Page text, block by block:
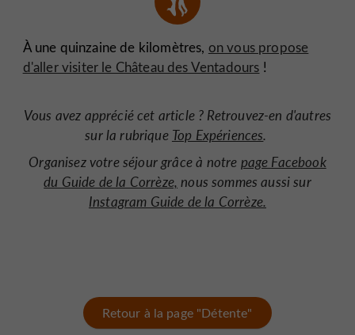
À une quinzaine de kilomètres, on vous propose
d'aller visiter le Château des Ventadours !
Vous avez apprécié cet article ? Retrouvez-en d'autres
sur la rubrique Top Expériences.
Organisez votre séjour grâce à notre page Facebook
du Guide de la Corrèze, nous sommes aussi sur
Instagram Guide de la Corrèze.
Retour à la page "Détente"